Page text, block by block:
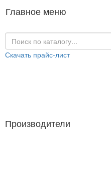
Главное меню
Скачать прайс-лист
Производители